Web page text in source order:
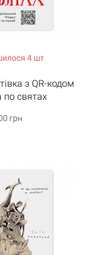
4 шт
з QR-кодом
по святах
грн